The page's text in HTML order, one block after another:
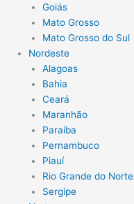
Goiás
Mato Grosso
Mato Grosso do Sul
Nordeste
Alagoas
Bahia
Ceará
Maranhão
Paraíba
Pernambuco
Piauí
Rio Grande do Norte
Sergipe